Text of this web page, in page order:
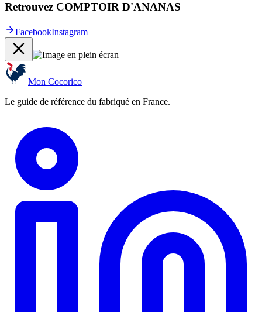
Retrouvez COMPTOIR D'ANANAS
FacebookInstagram
Mon Cocorico
Le guide de référence du fabriqué en France.